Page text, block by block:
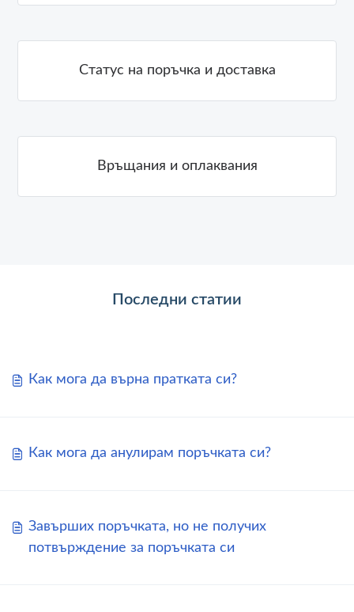
Статус на поръчка и доставка
Връщания и оплаквания
Последни статии
Как мога да върна пратката си?
Как мога да анулирам поръчката си?
Завърших поръчката, но не получих
потвърждение за поръчката си